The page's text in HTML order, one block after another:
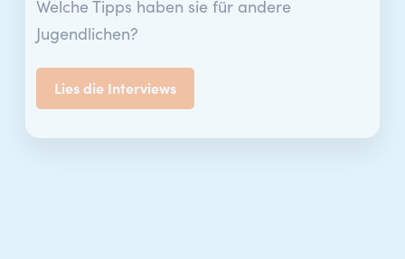
Welche Tipps haben sie für andere
Jugendlichen?
Lies die Interviews